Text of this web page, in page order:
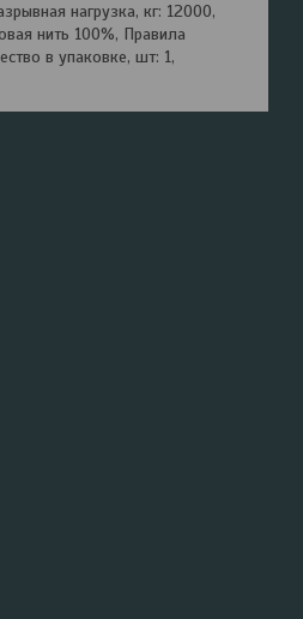
нагрузка, кг: 12000,
нить 100%, Правила
в упаковке, шт: 1,